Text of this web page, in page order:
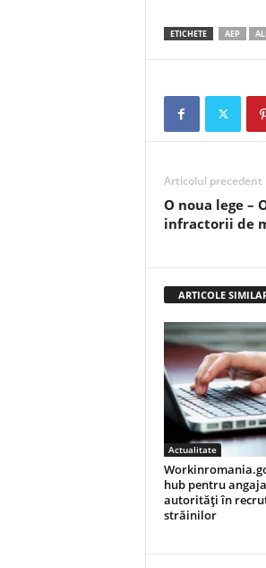
ETICHETE AEP
Articolul precedent
O noua lege –
infractorii de
ARTICOLE
Actualitate
hub pentru
autorități în
străinilor